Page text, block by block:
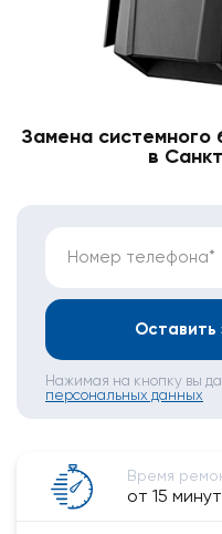
Замена системного
в
Номер телефона*
Оставить
Нажимая на кнопку вы
персональных данных
Время
от 15 минут